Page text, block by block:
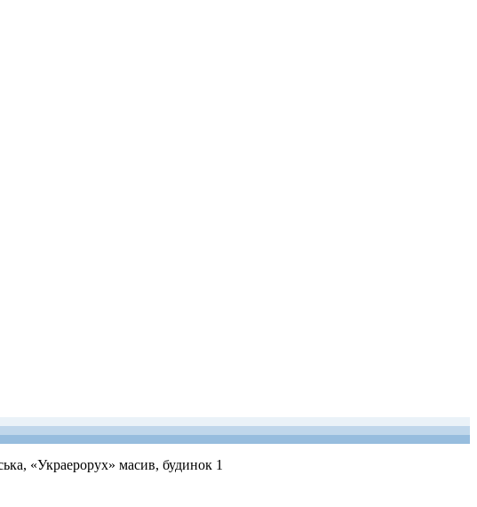
«Украерорух» масив, будинок 1